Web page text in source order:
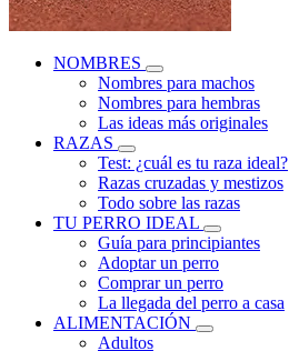
NOMBRES
Nombres para machos
Nombres para hembras
Las ideas más originales
RAZAS
Test: ¿cuál es tu raza ideal?
Razas cruzadas y mestizos
Todo sobre las razas
TU PERRO IDEAL
Guía para principiantes
Adoptar un perro
Comprar un perro
La llegada del perro a casa
ALIMENTACIÓN
Adultos